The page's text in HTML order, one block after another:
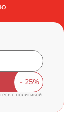
cполитикой